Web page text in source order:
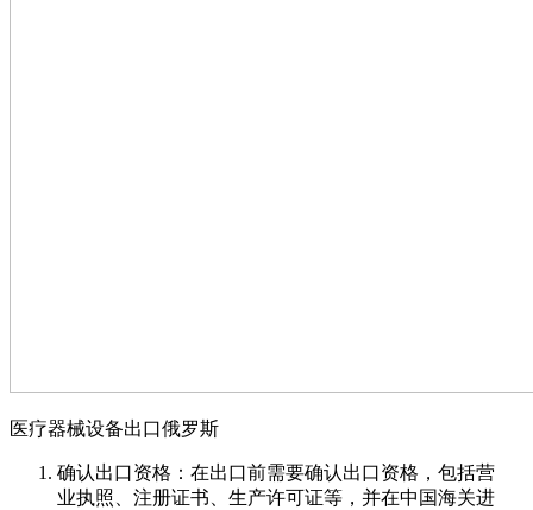
医疗器械设备出口俄罗斯
确认出口资格：在出口前需要确认出口资格，包括营
业执照、注册证书、生产许可证等，并在中国海关进